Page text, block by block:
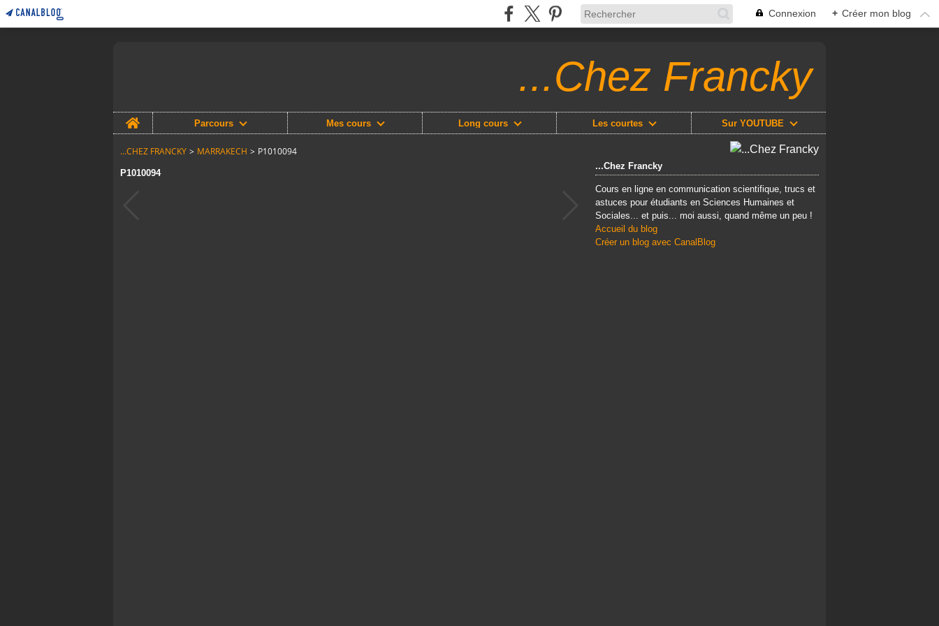
Connexion + Créer mon blog
...Chez Francky
Home
Parcours Mes cours Long cours Les courtes Sur YOUTUBE
...CHEZ FRANCKY > MARRAKECH > P1010094
P1010094
...Chez Francky
Cours en ligne en communication scientifique, trucs et
astuces pour étudiants en Sciences Humaines et
Sociales... et puis... moi aussi, quand même un peu !
Accueil du blog
Créer un blog avec CanalBlog